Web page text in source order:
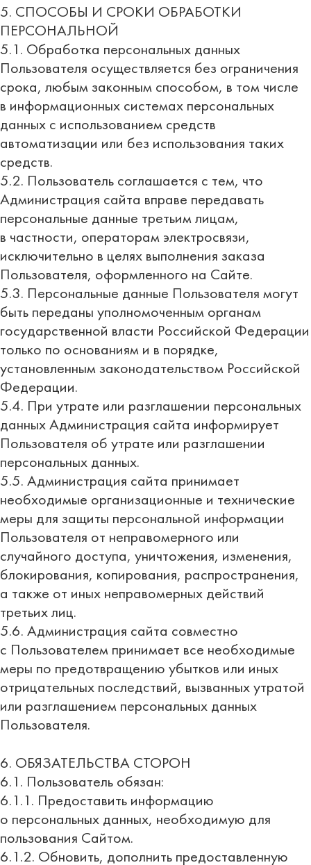
5. СПОСОБЫ И СРОКИ ОБРАБОТКИ
ПЕРСОНАЛЬНОЙ
5.1. Обработка персональных данных
Пользователя осуществляется без ограничения
срока, любым законным способом, в том числе
в информационных системах персональных
данных с использованием средств
автоматизации или без использования таких
средств.
5.2. Пользователь соглашается с тем, что
Администрация сайта вправе передавать
персональные данные третьим лицам,
в частности, операторам электросвязи,
исключительно в целях выполнения заказа
Пользователя, оформленного на Сайте.
5.3. Персональные данные Пользователя могут
быть переданы уполномоченным органам
государственной власти Российской Федерации
только по основаниям и в порядке,
установленным законодательством Российской
Федерации.
5.4. При утрате или разглашении персональных
данных Администрация сайта информирует
Пользователя об утрате или разглашении
персональных данных.
5.5. Администрация сайта принимает
необходимые организационные и технические
меры для защиты персональной информации
Пользователя от неправомерного или
случайного доступа, уничтожения, изменения,
блокирования, копирования, распространения,
а также от иных неправомерных действий
третьих лиц.
5.6. Администрация сайта совместно
с Пользователем принимает все необходимые
меры по предотвращению убытков или иных
отрицательных последствий, вызванных утратой
или разглашением персональных данных
Пользователя.
6. ОБЯЗАТЕЛЬСТВА СТОРОН
6.1. Пользователь обязан:
6.1.1. Предоставить информацию
о персональных данных, необходимую для
пользования Сайтом.
6.1.2. Обновить, дополнить предоставленную